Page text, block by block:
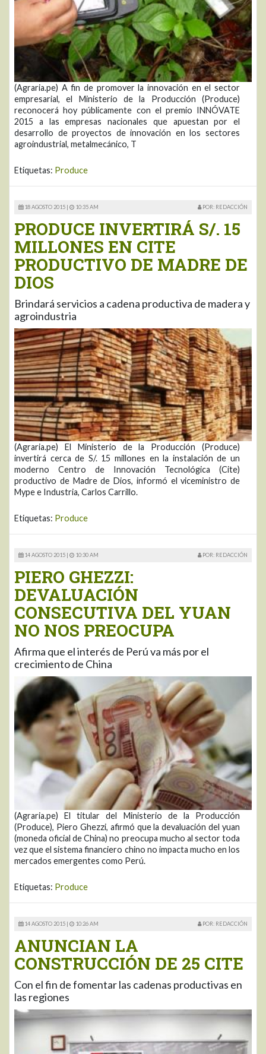
(Agraria.pe) A fin de promover la innovación en el sector
empresarial, el Ministerio de la Producción (Produce)
reconocerá hoy públicamente con el premio INNÓVATE
2015 a las empresas nacionales que apuestan por el
desarrollo de proyectos de innovación en los sectores
agroindustrial, metalmecánico, T
Etiquetas: Produce
18 AGOSTO 2015 | 10:35 AM POR: REDACCIÓN
PRODUCE INVERTIRÁ S/. 15
MILLONES EN CITE
PRODUCTIVO DE MADRE DE
DIOS
Brindará servicios a cadena productiva de madera y
agroindustria
(Agraria.pe) El Ministerio de la Producción (Produce)
invertirá cerca de S/. 15 millones en la instalación de un
moderno Centro de Innovación Tecnológica (Cite)
productivo de Madre de Dios, informó el viceministro de
Mype e Industria, Carlos Carrillo.
Etiquetas: Produce
14 AGOSTO 2015 | 10:30 AM POR: REDACCIÓN
PIERO GHEZZI:
DEVALUACIÓN
CONSECUTIVA DEL YUAN
NO NOS PREOCUPA
Afirma que el interés de Perú va más por el
crecimiento de China
(Agraria.pe) El titular del Ministerio de la Producción
(Produce), Piero Ghezzi, afirmó que la devaluación del yuan
(moneda oficial de China) no preocupa mucho al sector toda
vez que el sistema financiero chino no impacta mucho en los
mercados emergentes como Perú.
Etiquetas: Produce
14 AGOSTO 2015 | 10:26 AM POR: REDACCIÓN
ANUNCIAN LA
CONSTRUCCIÓN DE 25 CITE
Con el fin de fomentar las cadenas productivas en
las regiones